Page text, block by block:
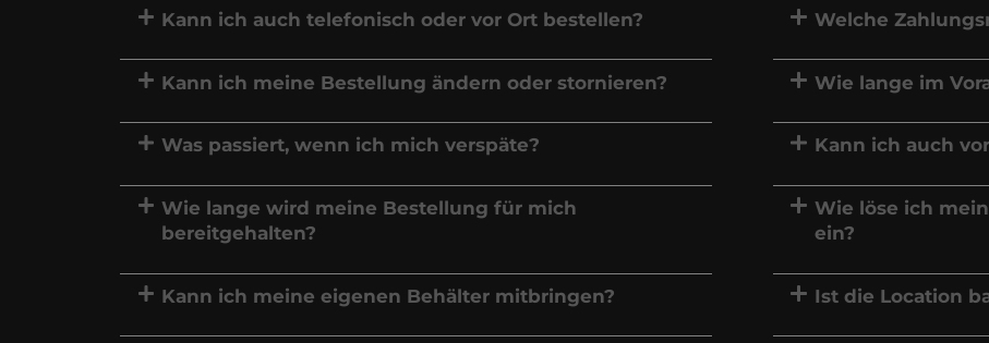
Kann ich auch telefonisch oder vor Ort bestellen?
Kann ich meine Bestellung ändern oder stornieren?
Was passiert, wenn ich mich verspäte?
Wie lange wird meine Bestellung für mich
bereitgehalten?
Kann ich meine eigenen Behälter mitbringen?
Welche
Wie lange im
Kann ich auch
Wie löse ich
ein?
Ist die Location